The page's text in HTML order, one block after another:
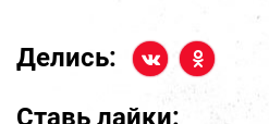
Делись: